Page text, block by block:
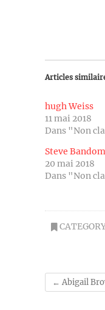
Articles
hugh Weiss
11 mai 2018
Dans "Non
Steve
20 mai 2018
Dans "Non
← Abigail